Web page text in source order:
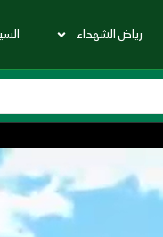
رياض الشهداء